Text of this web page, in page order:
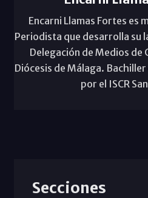
Encarni Llamas Fortes es
Periodista que desarrolla su
Delegación de Medios de
Diócesis de Málaga. Bachiller
por el ISCR
Secciones